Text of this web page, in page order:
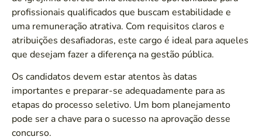
profissionais qualificados que buscam estabilidade e
uma remuneração atrativa. Com requisitos claros e
atribuições desafiadoras, este cargo é ideal para aqueles
que desejam fazer a diferença na gestão pública.
Os candidatos devem estar atentos às datas
importantes e preparar-se adequadamente para as
etapas do processo seletivo. Um bom planejamento
pode ser a chave para o sucesso na aprovação desse
concurso.